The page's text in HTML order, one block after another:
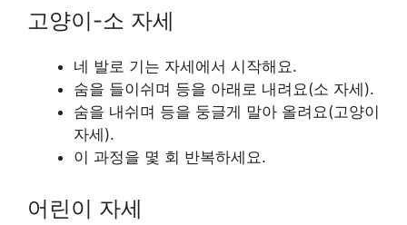
고양이-소 자세
네 발로 기는 자세에서 시작해요.
숨을 들이쉬며 등을 아래로 내려요(소 자세).
숨을 내쉬며 등을 둥글게 말아 올려요(고양이
자세).
이 과정을 몇 회 반복하세요.
어린이 자세